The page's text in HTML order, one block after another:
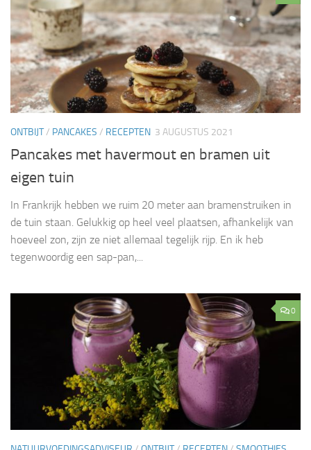
ONTBIJT/ PANCAKES / RECEPTEN 3 AUGUSTUS 2021
Pancakes met havermout en bramen uit
eigen tuin
In Frankrijk hebben we ruim 20 meter aan bramenstruiken in
de tuin staan. Gelukkig op heel veel plaatsen, afhankelijk van
hoeveel zon, zijn ze niet allemaal tegelijk rijp. En ik heb
tegenwoordig een sap-pan,...
0